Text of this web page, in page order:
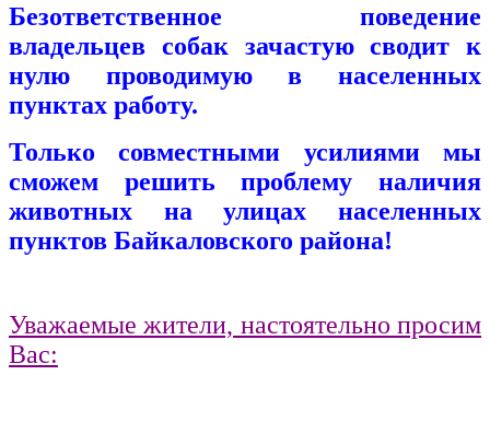
Безответственное поведение
владельцев собак зачастую сводит к
нулю проводимую в населенных
пунктах работу.
Только совместными усилиями мы
сможем решить проблему наличия
животных на улицах населенных
пунктов Байкаловского района!
Уважаемые жители, настоятельно просим
Вас: